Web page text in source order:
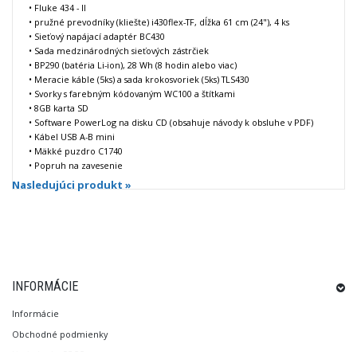
• Fluke 434 - II
• pružné prevodníky (kliešte) i430flex-TF, dĺžka 61 cm (24"), 4 ks
• Sieťový napájací adaptér BC430
• Sada medzinárodných sieťových zástrčiek
• BP290 (batéria Li-ion), 28 Wh (8 hodin alebo viac)
• Meracie káble (5ks) a sada krokosvoriek (5ks) TLS430
• Svorky s farebným kódovaným WC100 a štítkami
• 8GB karta SD
• Software PowerLog na disku CD (obsahuje návody k obsluhe v PDF)
• Kábel USB A-B mini
• Mäkké puzdro C1740
• Popruh na zavesenie
Nasledujúci produkt »
INFORMÁCIE
Informácie
Obchodné podmienky